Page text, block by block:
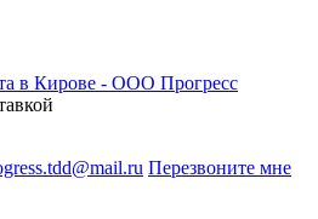
Перезвоните мне